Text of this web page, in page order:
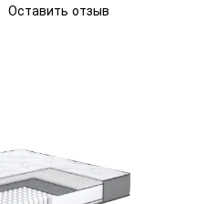
Оставить отзыв